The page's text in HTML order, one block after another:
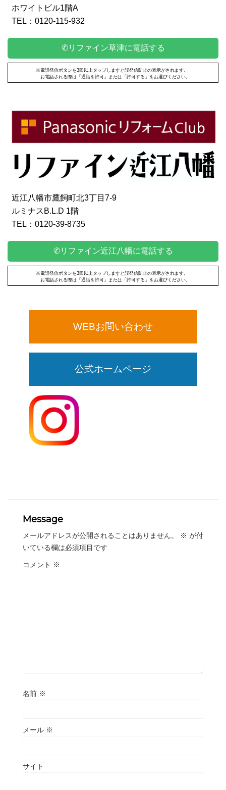
ホワイトビル1階A
TEL：0120-115-932
✆リファイン草津に電話する
※電話発信ボタンを3回以上タップしますと誤発信防止の表示がされます。
お電話される際は「通話を許可」または「許可する」をお選びください。
近江八幡市鷹飼町北3丁目7-9
ルミナスB.L.D 1階
TEL：0120-39-8735
✆リファイン近江八幡に電話する
※電話発信ボタンを3回以上タップしますと誤発信防止の表示がされます。
お電話される際は「通話を許可」または「許可する」をお選びください。
WEBお問い合わせ
公式ホームページ
Message
メールアドレスが公開されることはありません。 ※ が付
いている欄は必須項目です
コメント ※
名前 ※
メール ※
サイト